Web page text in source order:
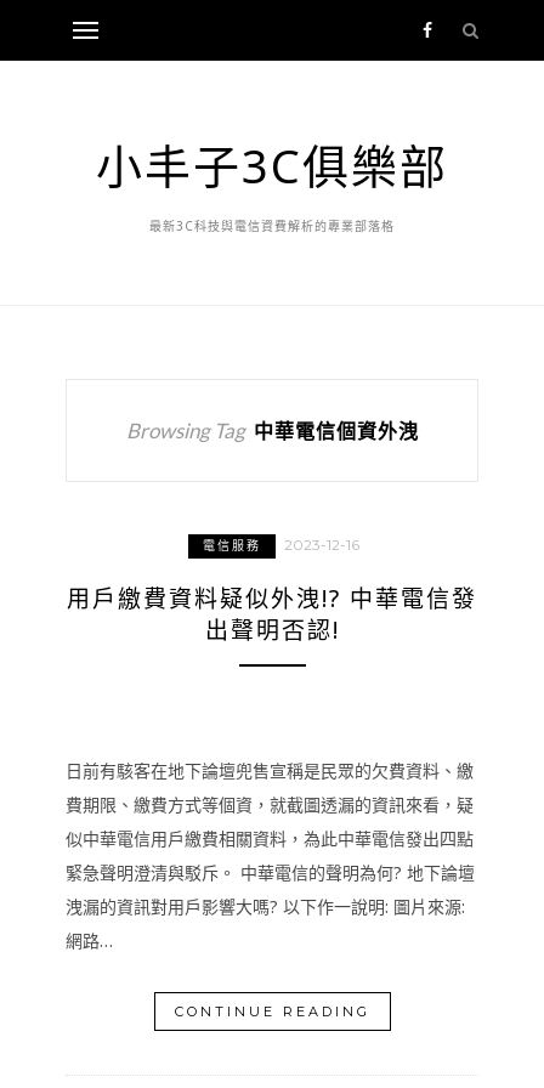
小丰子3C俱樂部
最新3C科技與電信資費解析的專業部落格
Browsing Tag 中華電信個資外洩
電信服務 2023-12-16
用戶繳費資料疑似外洩!? 中華電信發
出聲明否認!
日前有駭客在地下論壇兜售宣稱是民眾的欠費資料、繳
費期限、繳費方式等個資，就截圖透漏的資訊來看，疑
似中華電信用戶繳費相關資料，為此中華電信發出四點
緊急聲明澄清與駁斥。 中華電信的聲明為何? 地下論壇
洩漏的資訊對用戶影響大嗎? 以下作一說明: 圖片來源:
網路…
CONTINUE READING